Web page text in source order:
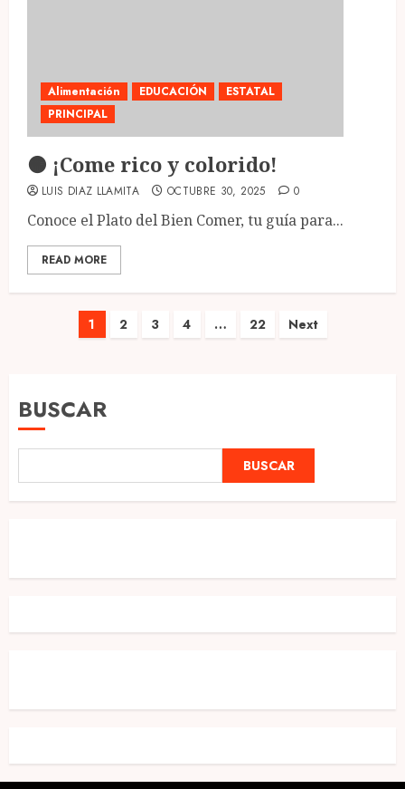
Alimentación EDUCACIÓN
ESTATAL
PRINCIPAL
🟠 ¡Come rico y colorido!
LUIS DIAZ LLAMITA OCTUBRE 30, 2025 0
Conoce el Plato del Bien Comer, tu guía para...
READ MORE
Paginación
entradas
1 2 3 4 … 22 Next
BUSCAR
BUSCAR